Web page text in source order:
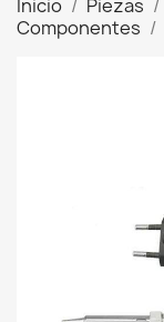
Inicio Piezas
Componentes